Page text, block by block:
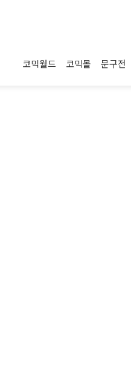
코믹월드 코믹몰 문구전